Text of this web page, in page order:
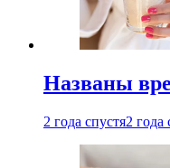
Названы
2 года спустя2 года